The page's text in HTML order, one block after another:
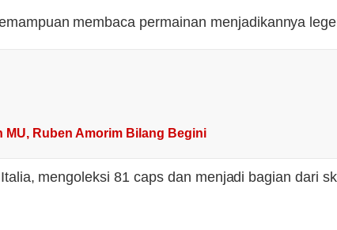
membaca permainan menjadikannya
MU, Ruben Amorim Bilang Begini
mengoleksi 81 caps dan menjadi bagian dari